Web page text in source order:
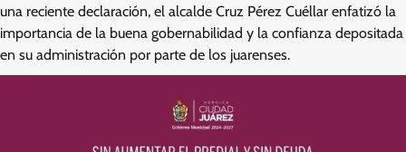
una reciente declaración, el alcalde Cruz Pérez Cuéllar enfatizó la
importancia de la buena gobernabilidad y la confianza depositada
en su administración por parte de los juarenses.